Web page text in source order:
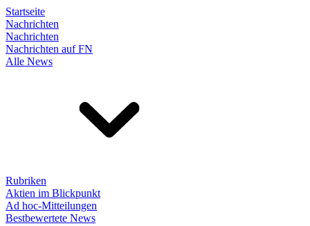
Startseite
Nachrichten
Nachrichten
Nachrichten auf FN
Alle News
Rubriken
Aktien im Blickpunkt
Ad hoc-Mitteilungen
Bestbewertete News